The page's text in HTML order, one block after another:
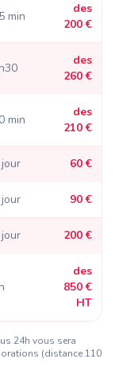
min
des
200 €
des
260 €
min
des
210 €
60 €
90 €
200 €
des
850 €
HT
24h vous sera
(distance 110